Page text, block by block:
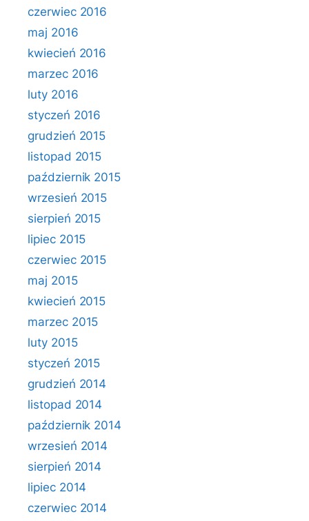
czerwiec 2016
maj 2016
kwiecień 2016
marzec 2016
luty 2016
styczeń 2016
grudzień 2015
listopad 2015
październik 2015
wrzesień 2015
sierpień 2015
lipiec 2015
czerwiec 2015
maj 2015
kwiecień 2015
marzec 2015
luty 2015
styczeń 2015
grudzień 2014
listopad 2014
październik 2014
wrzesień 2014
sierpień 2014
lipiec 2014
czerwiec 2014